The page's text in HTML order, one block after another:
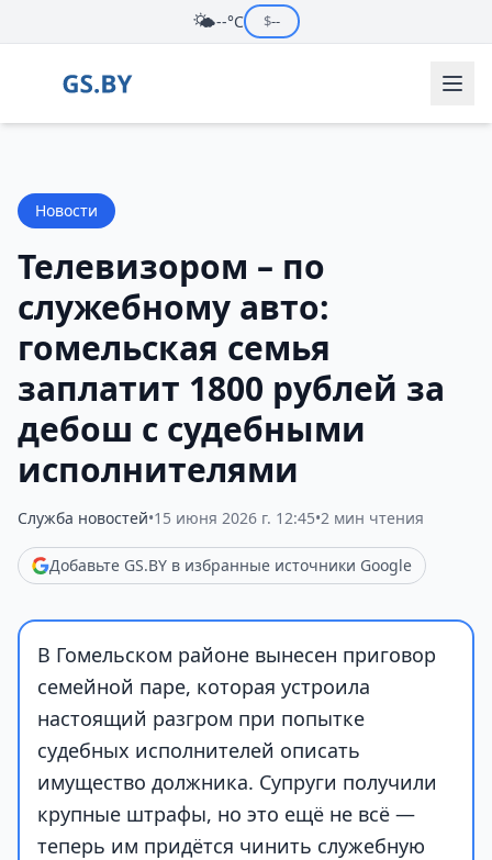
🌤️--°C $--
Новости
Телевизором – по
служебному авто:
гомельская семья
заплатит 1800 рублей за
дебош с судебными
исполнителями
Служба новостей•15 июня 2026 г. 12:45•2 мин чтения
Добавьте GS.BY в избранные источники Google
В Гомельском районе вынесен приговор
семейной паре, которая устроила
настоящий разгром при попытке
судебных исполнителей описать
имущество должника. Супруги получили
крупные штрафы, но это ещё не всё —
теперь им придётся чинить служебную